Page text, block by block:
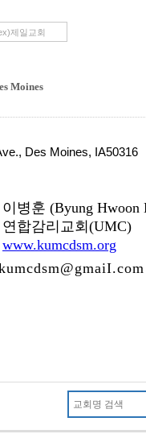
Moines
Des Moines,
이병훈 (Byung Hwoon
연합감리교회(UMC)
www.kumcdsm.org